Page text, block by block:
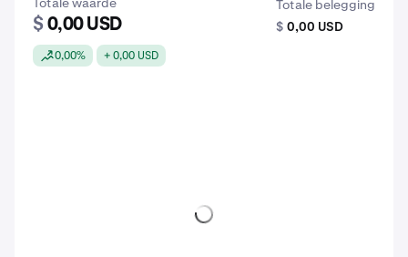
$ 0,00 USD
0,00% + 0,00 USD
Totale belegging
$ 0,00 USD